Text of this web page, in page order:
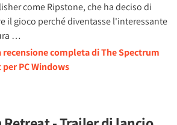
come Ripstone, che ha deciso di
il gioco perché diventasse l'interessante
…
recensione completa di The Spectrum
PC Windows